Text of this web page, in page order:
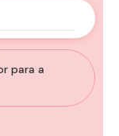
para a